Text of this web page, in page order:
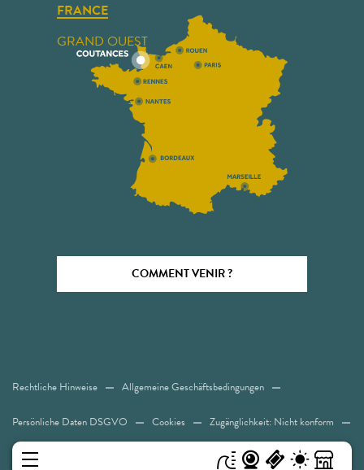
FRANCE
GRAND OUEST
COMMENT VENIR ?
Rechtliche Hinweise Allgemeine Geschäftsbedingungen
Persönliche Daten DSGVO Cookies Zugänglichkeit: Nicht konform
Sitemap